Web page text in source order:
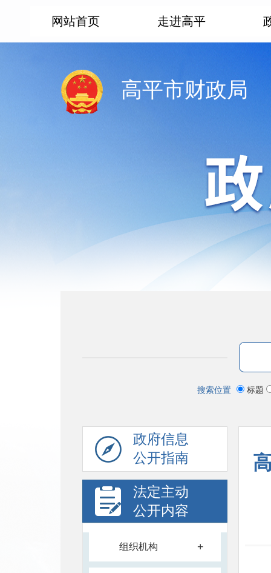
网站首页 走进高平
高平市财政局
搜索位置 标题
政府信息
公开指南
法定主动
公开内容
组织机构 +